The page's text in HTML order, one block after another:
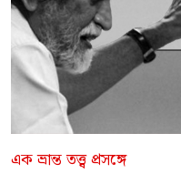
এক ভ্রান্ত তত্ত্ব প্রসঙ্গে